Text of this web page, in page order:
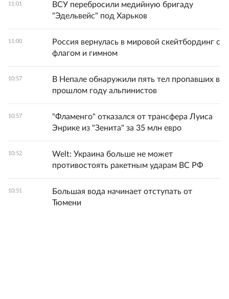
11:01
ВСУ перебросили медийную бригаду
"Эдельвейс" под Харьков
11:00
Россия вернулась в мировой скейтбординг с
флагом и гимном
10:57
В Непале обнаружили пять тел пропавших в
прошлом году альпинистов
10:57
"Фламенго" отказался от трансфера Луиса
Энрике из "Зенита" за 35 млн евро
10:52
Welt: Украина больше не может
противостоять ракетным ударам ВС РФ
10:51
Большая вода начинает отступать от
Тюмени